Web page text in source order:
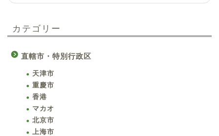
カテゴリー
直轄市・特別行政区
天津市
重慶市
香港
マカオ
北京市
上海市